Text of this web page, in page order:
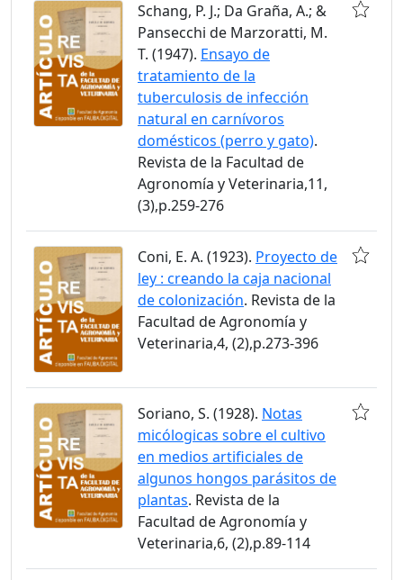
Schang, P. J.; Da Graña, A.; &
Pansecchi de Marzoratti, M.
T. (1947). Ensayo de
tratamiento de la
tuberculosis de infección
natural en carnívoros
domésticos (perro y gato).
Revista de la Facultad de
Agronomía y Veterinaria,11,
(3),p.259-276
Coni, E. A. (1923). Proyecto de
ley : creando la caja nacional
de colonización. Revista de la
Facultad de Agronomía y
Veterinaria,4, (2),p.273-396
Soriano, S. (1928). Notas
micólogicas sobre el cultivo
en medios artificiales de
algunos hongos parásitos de
plantas. Revista de la
Facultad de Agronomía y
Veterinaria,6, (2),p.89-114